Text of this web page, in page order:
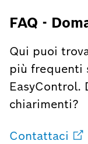
FAQ -
Qui puoi
più frequenti
EasyControl.
chiarimenti?
Contattaci